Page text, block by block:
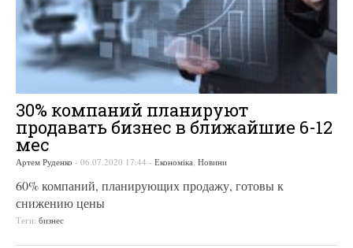
30% компаний планируют
продавать бизнес в ближайшие 6-12
мес
Артем Руденко - 06.07.2020 17:44 - Економіка, Новини
60% компаний, планирующих продажу, готовы к
снижению цены
Теги: бизнес